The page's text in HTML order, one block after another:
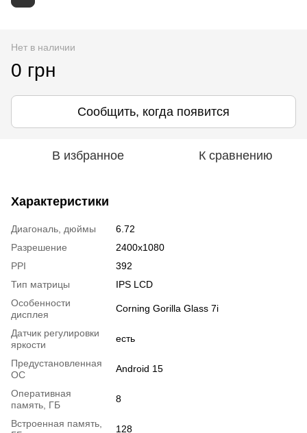
Нет в наличии
0 грн
Сообщить, когда появится
В избранное К сравнению
Характеристики
Диагональ, дюймы
6.72
Разрешение
2400x1080
PPI
392
Тип матрицы
IPS LCD
Особенности
дисплея
Corning Gorilla Glass 7i
Датчик регулировки
яркости
есть
Предустановленная
ОС
Android 15
Оперативная
память, ГБ
8
Встроенная память,
128